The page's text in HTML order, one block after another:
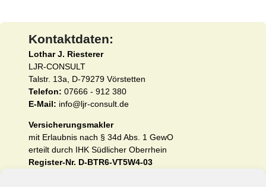
Kontaktdaten:
Lothar J. Riesterer
LJR-CONSULT
Talstr. 13a, D-79279 Vörstetten
Telefon: 07666 - 912 380
E-Mail: info@ljr-consult.de
Versicherungsmakler
mit Erlaubnis nach § 34d Abs. 1 GewO
erteilt durch IHK Südlicher Oberrhein
Register-Nr. D-BTR6-VT5W4-03